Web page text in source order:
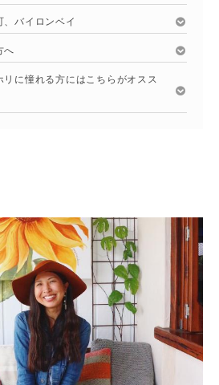
、バイロンベイ
へ
に憧れる方にはこちらがオスス